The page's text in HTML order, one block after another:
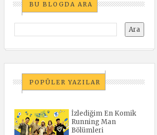
BU BLOGDA ARA
POPÜLER YAZILAR
İzlediğim En Komik
Running Man
Bölümleri